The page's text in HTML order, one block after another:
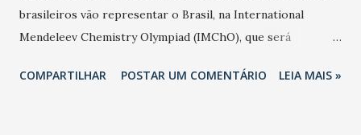
brasileiros vão representar o Brasil, na International
Mendeleev Chemistry Olympiad (IMChO), que será
As duas mulheres, que fazem parte da delegação são
COMPARTILHAR POSTAR UM COMENTÁRIO LEIA MAIS »